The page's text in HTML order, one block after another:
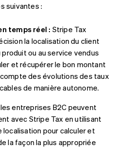
suivantes :
temps réel : Stripe Tax
la localisation du client
ou au service vendus
et récupérer le bon montant
des évolutions des taux
de manière autonome.
les entreprises B2C peuvent
avec Stripe Tax en utilisant
pour calculer et
la façon la plus appropriée